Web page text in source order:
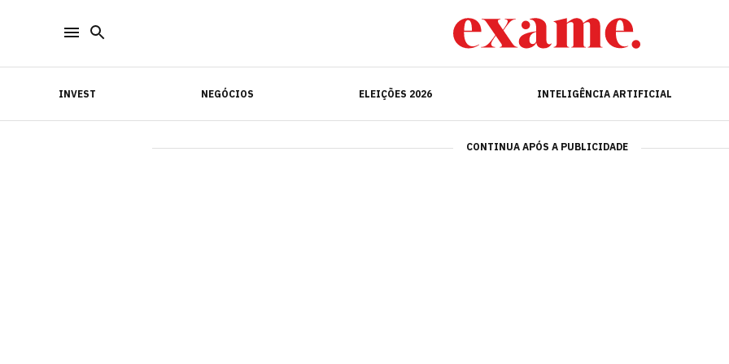
INVEST NEGÓCIOS ELEIÇÕES 2026 INTELIGÊNCIA ARTIFICIAL
INVEST INTELIGÊNCIA ARTIFICIAL
CONTINUA APÓS A PUBLICIDADE